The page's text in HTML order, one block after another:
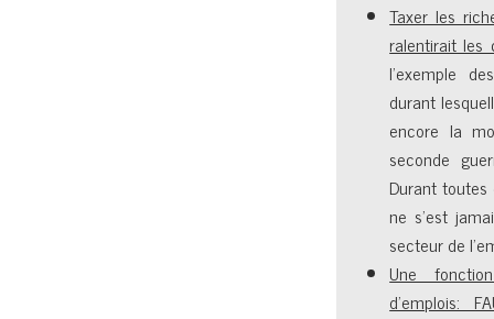
Taxer les
ralentirait les
l’exemple
durant
encore la
seconde
Durant
ne s’est
secteur de
Une
d’emplois: